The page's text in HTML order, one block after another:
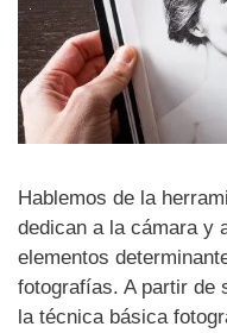
Hablemos de la
dedican a la cámara y
elementos
fotografías. A partir de
la técnica básica